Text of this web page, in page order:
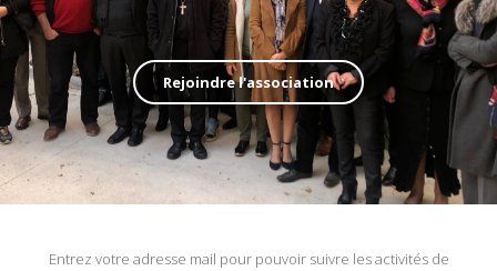
Rejoindre l'association
Entrez votre adresse mail pour pouvoir suivre les activités de